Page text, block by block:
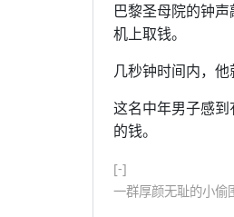
巴黎圣母院的钟
机上取钱。
几秒钟时间内，
这名中年男子感
的钱。
[-]
一群厚颜无耻的小偷